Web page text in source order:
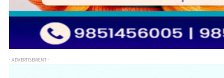
- ADVERTISEMENT -